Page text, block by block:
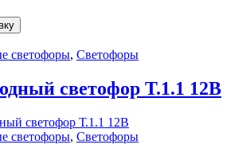
светофоры, Светофоры
светофор Т.1.1 12В
светофоры, Светофоры